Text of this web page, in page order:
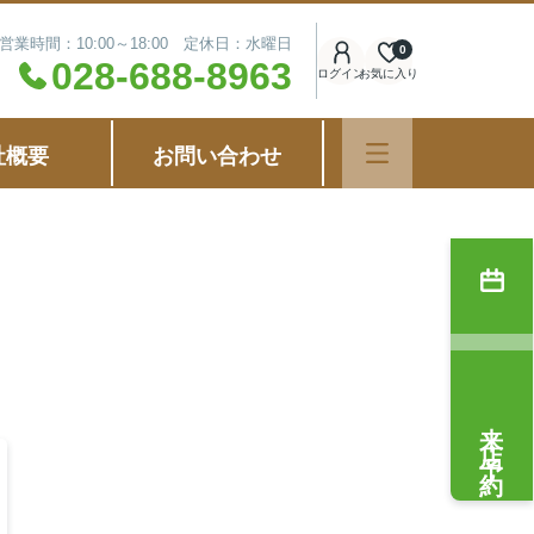
営業時間：10:00～18:00 定休日：水曜日
028-688-8963 ログインお気に入り
0
概要 お問い合わせ
来店予約